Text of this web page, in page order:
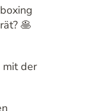
🥞
mit der